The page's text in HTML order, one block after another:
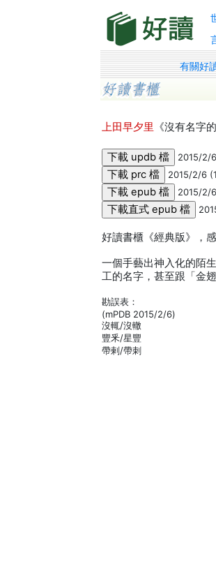
有關好
上田早夕里 《沒有名字
2015/2/
2015/2/6
2015/2/
好讀書櫃《經典版》，
一個手藝出神入化的陌
工的名字，甚至跟「金
勘誤表：
(mPDB 2015/2/6)
沒輒/沒轍
豐釆/星豐
帶剌/帶刺